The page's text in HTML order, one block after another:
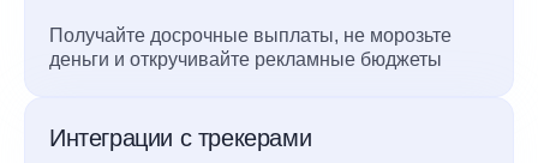
Получайте досрочные выплаты, не морозьте
деньги и откручивайте рекламные бюджеты
Интеграции с трекерами